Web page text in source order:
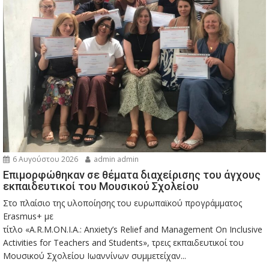
6 Αυγούστου 2026 admin admin
Eπιμορφώθηκαν σε θέματα διαχείρισης του άγχους
εκπαιδευτικοί του Μουσικού Σχολείου
Στο πλαίσιο της υλοποίησης του ευρωπαϊκού προγράμματος
Erasmus+ με
τίτλο «A.R.M.ON.I.A.: Anxiety’s Relief and Management On Inclusive
Activities for Teachers and Students», τρεις εκπαιδευτικοί του
Μουσικού Σχολείου Ιωαννίνων συμμετείχαν...